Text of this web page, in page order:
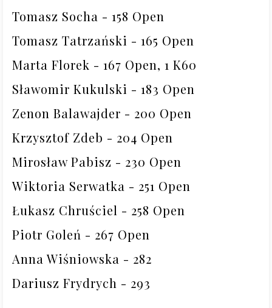
Tomasz Socha - 158 Open
Tomasz Tatrzański - 165 Open
Marta Florek - 167 Open, 1 K60
Sławomir Kukulski - 183 Open
Zenon Balawajder - 200 Open
Krzysztof Zdeb - 204 Open
Mirosław Pabisz - 230 Open
Wiktoria Serwatka - 251 Open
Łukasz Chruściel - 258 Open
Piotr Goleń - 267 Open
Anna Wiśniowska - 282